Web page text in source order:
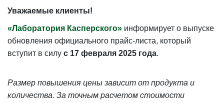
Уважаемые клиенты!
«Лаборатория Касперского» информирует о выпуске
обновления официального прайс-листа, который
вступит в силу с 17 февраля 2025 года.
Размер повышения цены зависит от продукта и
количества. За точным расчетом стоимости